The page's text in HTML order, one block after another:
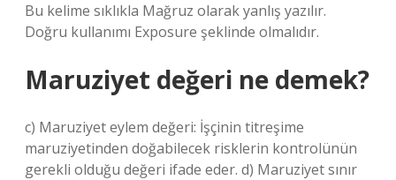
Bu kelime sıklıkla Mağruz olarak yanlış yazılır.
Doğru kullanımı Exposure şeklinde olmalıdır.
Maruziyet değeri ne demek?
c) Maruziyet eylem değeri: İşçinin titreşime
maruziyetinden doğabilecek risklerin kontrolünün
gerekli olduğu değeri ifade eder. d) Maruziyet sınır